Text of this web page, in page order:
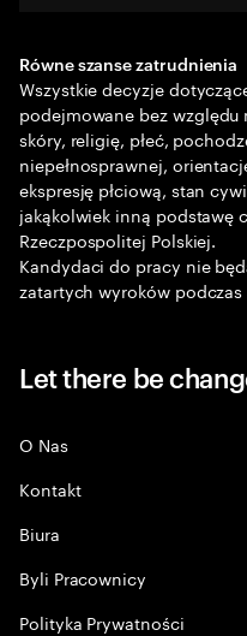
Równe szanse zatrudnienia
Wszystkie decyzje
podejmowane bez względu
skóry, religię, płeć,
niepełnosprawnej,
ekspresję płciową, stan
jakąkolwiek inną podstawę
Rzeczpospolitej Polskiej.
Kandydaci do pracy nie
zatartych wyroków
Let there be
O Nas
Kontakt
Biura
Byli Pracownicy
Polityka Prywatności